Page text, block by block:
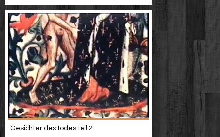
Gesichter des todes teil 2